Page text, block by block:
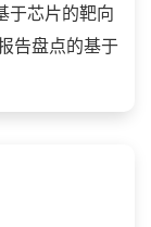
于芯片的靶向
告盘点的基于